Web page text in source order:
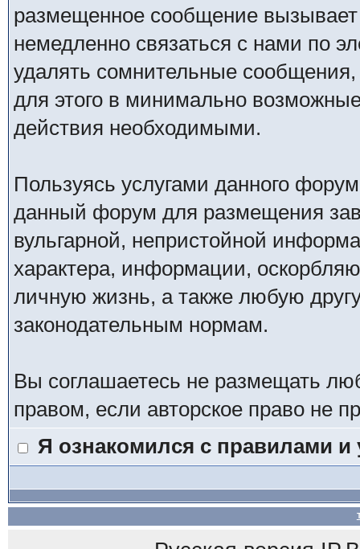
размещенное сообщение
немедленно связаться с нами по
удалять сомнительные
для этого в минимально
действия необходимыми.
Пользуясь услугами данного
данный форум для размещения
вульгарной, непристойной
характера, информации,
личную жизнь, а также любую
законодательным нормам.
Вы соглашаетесь не размещать
правом, если авторское право не
Я ознакомился с правилами